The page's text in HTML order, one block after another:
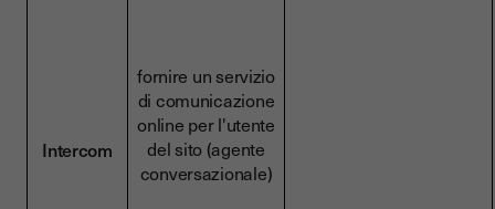
Intercom
fornire un servizio
di comunicazione
online per l'utente
del sito (agente
conversazionale)